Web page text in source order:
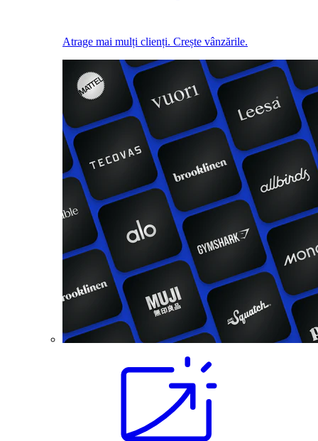
Atrage mai mulți clienți. Crește vânzările.